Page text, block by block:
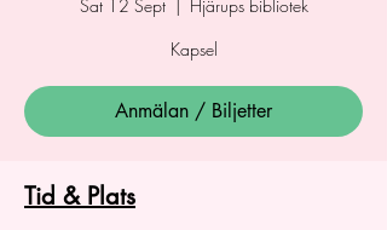
Sat 12 Sept
  |
Hjärups bibliotek
Kapsel
Anmälan / Biljetter
Tid & Plats